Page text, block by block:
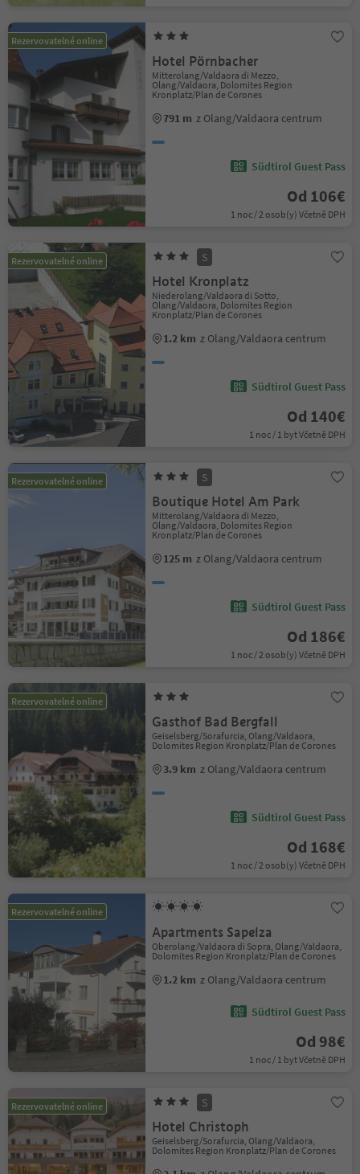
Rezervovatelné online
Hotel Pörnbacher
Mitterolang/Valdaora di Mezzo,
Olang/Valdaora, Dolomites Region
Kronplatz/Plan de Corones
791 m z Olang/Valdaora centrum
Südtirol Guest Pass
Od 106€
1 noc / 2 osob(y) Včetně DPH
Rezervovatelné online S
Hotel Kronplatz
Niederolang/Valdaora di Sotto,
Olang/Valdaora, Dolomites Region
Kronplatz/Plan de Corones
1.2 km z Olang/Valdaora centrum
Südtirol Guest Pass
Od 140€
1 noc / 1 byt Včetně DPH
Rezervovatelné online S
Boutique Hotel Am Park
Mitterolang/Valdaora di Mezzo,
Olang/Valdaora, Dolomites Region
Kronplatz/Plan de Corones
125 m z Olang/Valdaora centrum
Südtirol Guest Pass
Od 186€
1 noc / 2 osob(y) Včetně DPH
Rezervovatelné online
Gasthof Bad Bergfall
Geiselsberg/Sorafurcia, Olang/Valdaora,
Dolomites Region Kronplatz/Plan de Corones
3.9 km z Olang/Valdaora centrum
Südtirol Guest Pass
Od 168€
1 noc / 2 osob(y) Včetně DPH
Rezervovatelné online
Apartments Sapelza
Oberolang/Valdaora di Sopra, Olang/Valdaora,
Dolomites Region Kronplatz/Plan de Corones
1.2 km z Olang/Valdaora centrum
Südtirol Guest Pass
Od 98€
1 noc / 1 byt Včetně DPH
Rezervovatelné online S
Hotel Christoph
Geiselsberg/Sorafurcia, Olang/Valdaora,
Dolomites Region Kronplatz/Plan de Corones